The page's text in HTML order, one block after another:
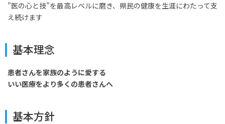
”医の心と技”を最高レベルに磨き、県民の健康を生涯にわたって支
え続けます
基本理念
患者さんを家族のように愛する
いい医療をより多くの患者さんへ
基本方針